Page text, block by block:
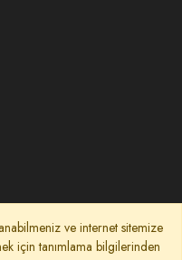
ve internet sitemize
için tanımlama bilgilerinden